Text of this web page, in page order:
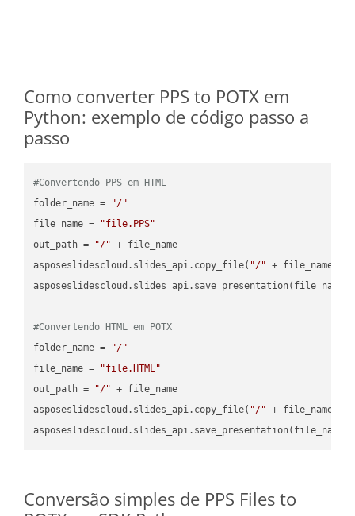
Como converter PPS to POTX em
Python: exemplo de código passo a
passo
#Convertendo PPS em HTML
folder_name =
"/"
file_name =
"file.PPS"
out_path =
"/" + file_name
asposeslidescloud.slides_api.copy_file( "/" + file_name,
#Convertendo HTML em POTX
folder_name =
"/"
file_name =
"file.HTML"
out_path =
"/" + file_name
asposeslidescloud.slides_api.copy_file( "/" + file_name,
Conversão simples de PPS Files to